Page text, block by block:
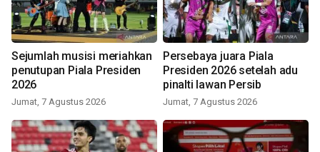
Sejumlah musisi meriahkan
penutupan Piala Presiden
2026
Jumat, 7 Agustus 2026
Persebaya juara Piala
Presiden 2026 setelah adu
pinalti lawan Persib
Jumat, 7 Agustus 2026